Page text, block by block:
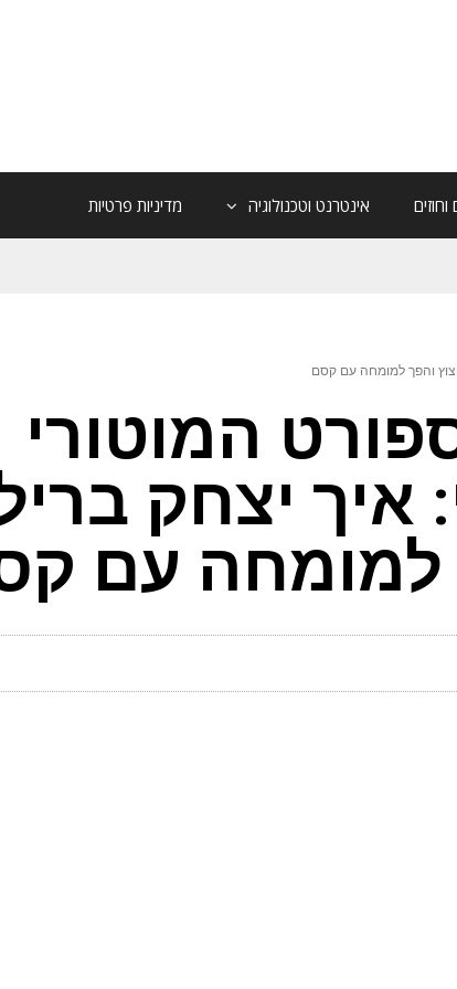
אינטרנט וטכנולוגיה מדיניות פרטיות
והפך למומחה עם קסם
המוטורי
איך יצחק
למומחה עם